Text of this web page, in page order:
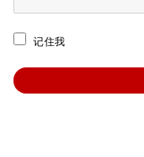
记住我